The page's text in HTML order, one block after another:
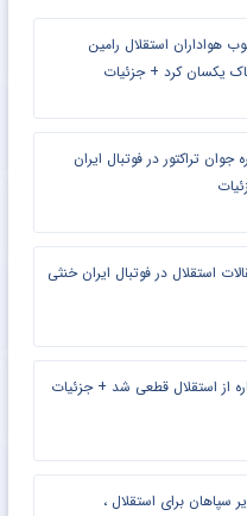
هواداران استقلال رامین
یکسان کرد + جزئیات
جوان تراکتور در فوتبال ایران
استقلال در فوتبال ایران خنثی
از استقلال قطعی شد + جزئیات
سپاهان برای استقلال ،